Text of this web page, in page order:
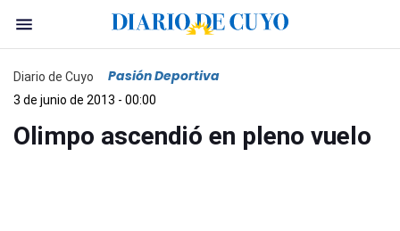
Diario de Cuyo Pasión Deportiva
3 de junio de 2013 - 00:00
Olimpo ascendió en pleno vuelo